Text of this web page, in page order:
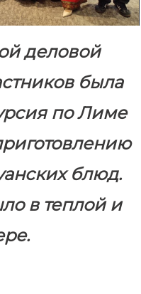
деловой
была
по Лиме
блюд.
в теплой и